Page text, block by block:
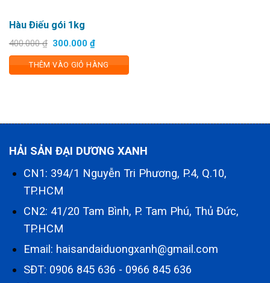
Hàu Điếu gói 1kg
400.000₫ Giá
là:
400.000 ₫.
300.000₫Giá
tại
là:
300.000 ₫.
THÊM VÀO GIỎ HÀNG
HẢI SẢN ĐẠI DƯƠNG XANH
CN1: 394/1 Nguyễn Tri Phương, P.4, Q.10,
TP.HCM
CN2: 41/20 Tam Bình, P. Tam Phú, Thủ Đức,
TP.HCM
Email: haisandaiduongxanh@gmail.com
SĐT: 0906 845 636 - 0966 845 636